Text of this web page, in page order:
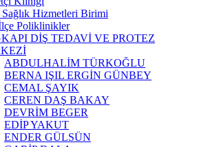
Hizmetleri Birimi
Poliklinikler
DİŞ TEDAVİ VE PROTEZ
ABDULHALİM TÜRKOĞLU
BERNA IŞIL ERGİN GÜNBEY
CEMAL ŞAYIK
CEREN DAŞ BAKAY
DEVRİM BEGER
EDİP YAKUT
ENDER GÜLSÜN